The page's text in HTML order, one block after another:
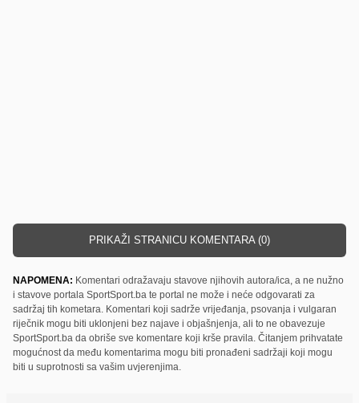
PRIKAŽI STRANICU KOMENTARA (0)
NAPOMENA: Komentari odražavaju stavove njihovih autora/ica, a ne nužno
i stavove portala SportSport.ba te portal ne može i neće odgovarati za
sadržaj tih kometara. Komentari koji sadrže vrijeđanja, psovanja i vulgaran
riječnik mogu biti uklonjeni bez najave i objašnjenja, ali to ne obavezuje
SportSport.ba da obriše sve komentare koji krše pravila. Čitanjem prihvatate
mogućnost da među komentarima mogu biti pronađeni sadržaji koji mogu
biti u suprotnosti sa vašim uvjerenjima.